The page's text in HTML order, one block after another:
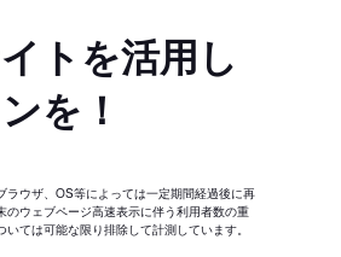
トを活用し
を！
ウザ、OS等によっては一定期間経過後に再
ウェブページ高速表示に伴う利用者数の重
ては可能な限り排除して計測しています。